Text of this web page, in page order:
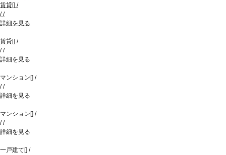
賃貸[] /
//
詳細を見る
賃貸[] /
//
詳細を見る
マンション [] /
//
詳細を見る
マンション [] /
//
詳細を見る
一戸建て [] /